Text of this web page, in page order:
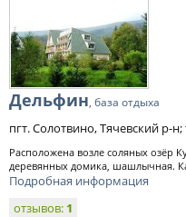
Дельфин, база отдыха
пгт. Солотвино, Тячевский р-н;
Расположена возле соляных озёр
деревянных домика, шашлычная.
Подробная информация
отзывов: 1